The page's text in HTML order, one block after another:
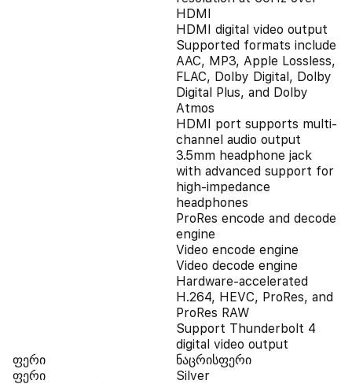
HDMI
HDMI digital video output
Supported formats include
AAC, MP3, Apple Lossless,
FLAC, Dolby Digital, Dolby
Digital Plus, and Dolby
Atmos
HDMI port supports multi-
channel audio output
3.5mm headphone jack
with advanced support for
high-impedance
headphones
ProRes encode and decode
engine
Video encode engine
Video decode engine
Hardware-accelerated
H.264, HEVC, ProRes, and
ProRes RAW
Support Thunderbolt 4
digital video output
ფერი
ნაცრისფერი
ფერი
Silver